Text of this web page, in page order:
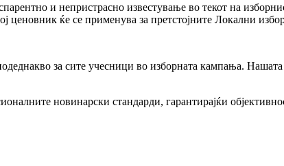
и непристрасно известување во текот на
ќе се применува за претстојните Локални
за сите учесници во изборната кампања.
новинарски стандарди, гарантирајќи